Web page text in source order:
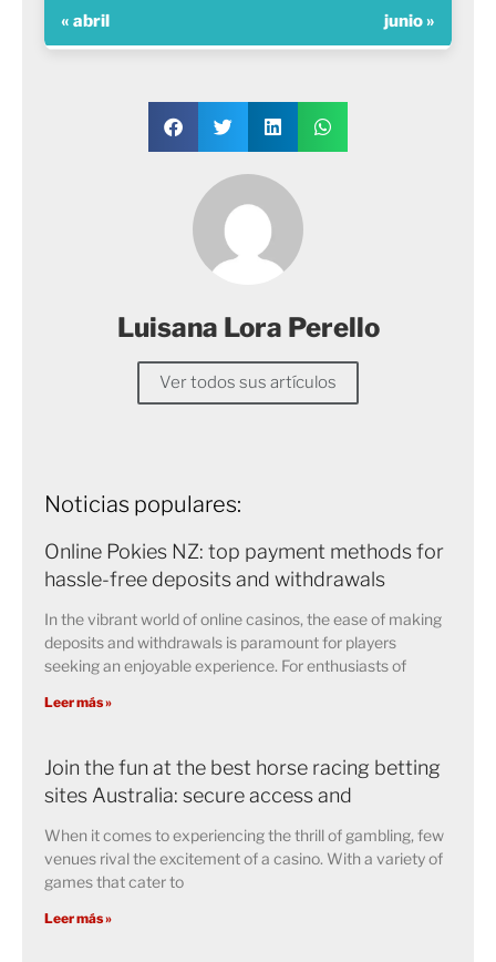
« abril junio »
Luisana Lora Perello
Ver todos sus artículos
Noticias populares:
Online Pokies NZ: top payment methods for
hassle-free deposits and withdrawals
In the vibrant world of online casinos, the ease of making
deposits and withdrawals is paramount for players
seeking an enjoyable experience. For enthusiasts of
Leer más »
Join the fun at the best horse racing betting
sites Australia: secure access and
When it comes to experiencing the thrill of gambling, few
venues rival the excitement of a casino. With a variety of
games that cater to
Leer más »